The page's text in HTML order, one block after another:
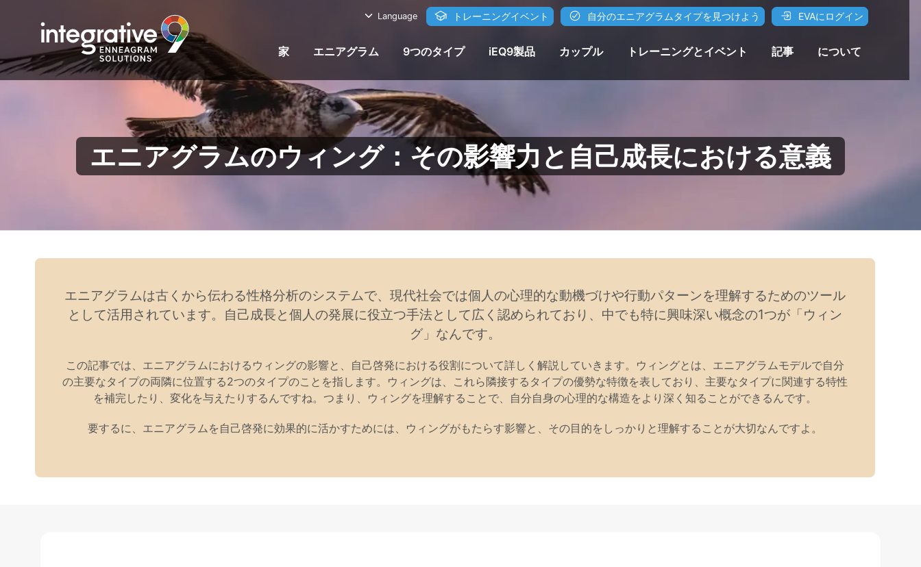
Language トレーニングイベント 自分のエニアグラムタイプを見つけよう EVAにログイン
家 エニアグラム 9つのタイプ iEQ9製品 カップル トレーニングとイベント 記事 について
エニアグラムのウィング：その影響力と自己成長における意義
エニアグラムは古くから伝わる性格分析のシステムで、現代社会では個人の心理的な動機づけや行動パターンを理解するためのツール
として活用されています。自己成長と個人の発展に役立つ手法として広く認められており、中でも特に興味深い概念の1つが「ウィン
グ」なんです。
この記事では、エニアグラムにおけるウィングの影響と、自己啓発における役割について詳しく解説していきます。ウィングとは、エニアグラムモデルで自分
の主要なタイプの両隣に位置する2つのタイプのことを指します。ウィングは、これら隣接するタイプの優勢な特徴を表しており、主要なタイプに関連する特性
を補完したり、変化を与えたりするんですね。つまり、ウィングを理解することで、自分自身の心理的な構造をより深く知ることができるんです。
要するに、エニアグラムを自己啓発に効果的に活かすためには、ウィングがもたらす影響と、その目的をしっかりと理解することが大切なんですよ。